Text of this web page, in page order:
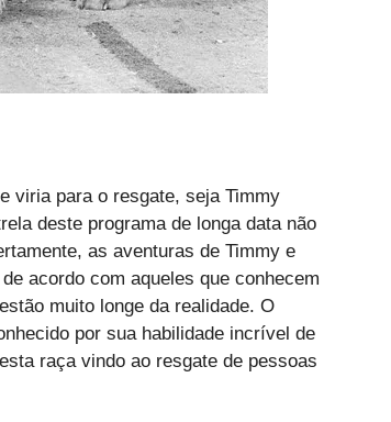
viria para o resgate, seja Timmy
deste programa de longa data não
as aventuras de Timmy e
acordo com aqueles que conhecem
muito longe da realidade. O
por sua habilidade incrível de
raça vindo ao resgate de pessoas